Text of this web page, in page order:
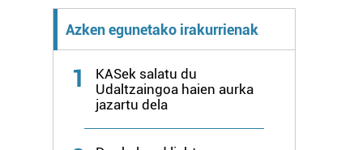
Azken egunetako irakurrienak
1
KASek salatu du
Udaltzaingoa haien aurka
jazartu dela